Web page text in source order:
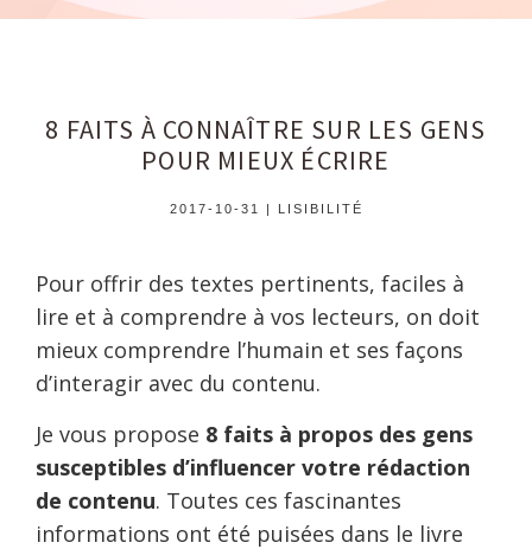
8 FAITS À CONNAÎTRE SUR LES GENS
POUR MIEUX ÉCRIRE
2017-10-31 | LISIBILITÉ
Pour offrir des textes pertinents, faciles à
lire et à comprendre à vos lecteurs, on doit
mieux comprendre l’humain et ses façons
d’interagir avec du contenu.
Je vous propose 8 faits à propos des gens
susceptibles d’influencer votre rédaction
de contenu. Toutes ces fascinantes
informations ont été puisées dans le livre